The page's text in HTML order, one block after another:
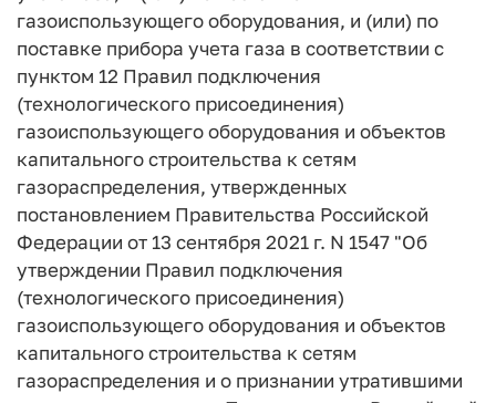
газоиспользующего оборудования, и (или) по
поставке прибора учета газа в соответствии с
пунктом 12 Правил подключения
(технологического присоединения)
газоиспользующего оборудования и объектов
капитального строительства к сетям
газораспределения, утвержденных
постановлением Правительства Российской
Федерации от 13 сентября 2021 г. N 1547 "Об
утверждении Правил подключения
(технологического присоединения)
газоиспользующего оборудования и объектов
капитального строительства к сетям
газораспределения и о признании утратившими